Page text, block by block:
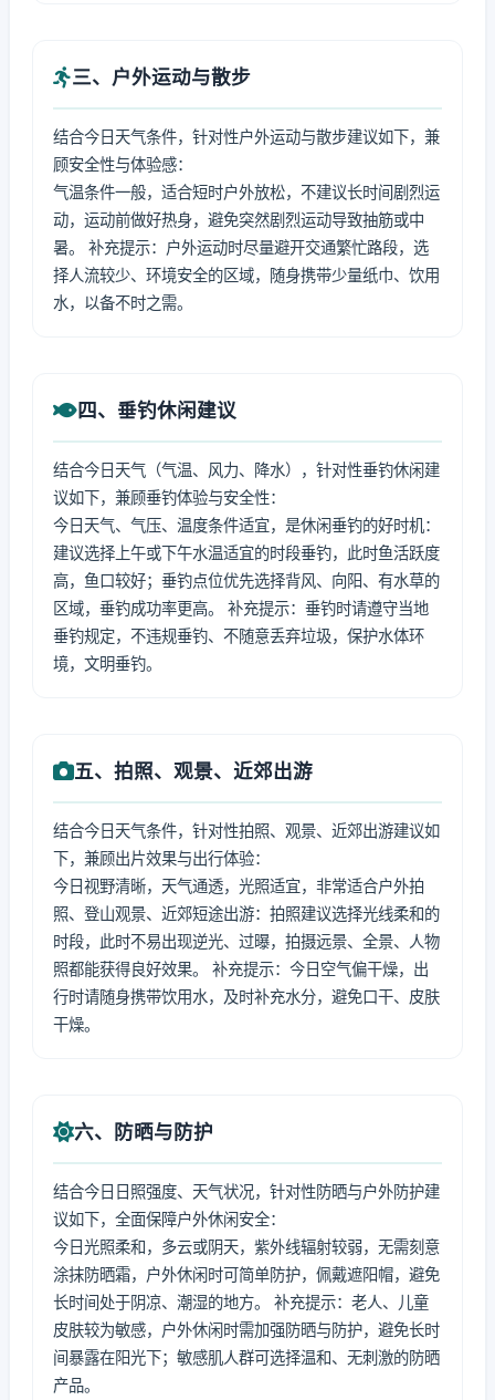
三、户外运动与散步
结合今日天气条件，针对性户外运动与散步建议如下，兼
顾安全性与体验感：
气温条件一般，适合短时户外放松，不建议长时间剧烈运
动，运动前做好热身，避免突然剧烈运动导致抽筋或中
暑。 补充提示：户外运动时尽量避开交通繁忙路段，选
择人流较少、环境安全的区域，随身携带少量纸巾、饮用
水，以备不时之需。
四、垂钓休闲建议
结合今日天气（气温、风力、降水），针对性垂钓休闲建
议如下，兼顾垂钓体验与安全性：
今日天气、气压、温度条件适宜，是休闲垂钓的好时机：
建议选择上午或下午水温适宜的时段垂钓，此时鱼活跃度
高，鱼口较好；垂钓点位优先选择背风、向阳、有水草的
区域，垂钓成功率更高。 补充提示：垂钓时请遵守当地
垂钓规定，不违规垂钓、不随意丢弃垃圾，保护水体环
境，文明垂钓。
五、拍照、观景、近郊出游
结合今日天气条件，针对性拍照、观景、近郊出游建议如
下，兼顾出片效果与出行体验：
今日视野清晰，天气通透，光照适宜，非常适合户外拍
照、登山观景、近郊短途出游：拍照建议选择光线柔和的
时段，此时不易出现逆光、过曝，拍摄远景、全景、人物
照都能获得良好效果。 补充提示：今日空气偏干燥，出
行时请随身携带饮用水，及时补充水分，避免口干、皮肤
干燥。
六、防晒与防护
结合今日日照强度、天气状况，针对性防晒与户外防护建
议如下，全面保障户外休闲安全：
今日光照柔和，多云或阴天，紫外线辐射较弱，无需刻意
涂抹防晒霜，户外休闲时可简单防护，佩戴遮阳帽，避免
长时间处于阴凉、潮湿的地方。 补充提示：老人、儿童
皮肤较为敏感，户外休闲时需加强防晒与防护，避免长时
间暴露在阳光下；敏感肌人群可选择温和、无刺激的防晒
产品。